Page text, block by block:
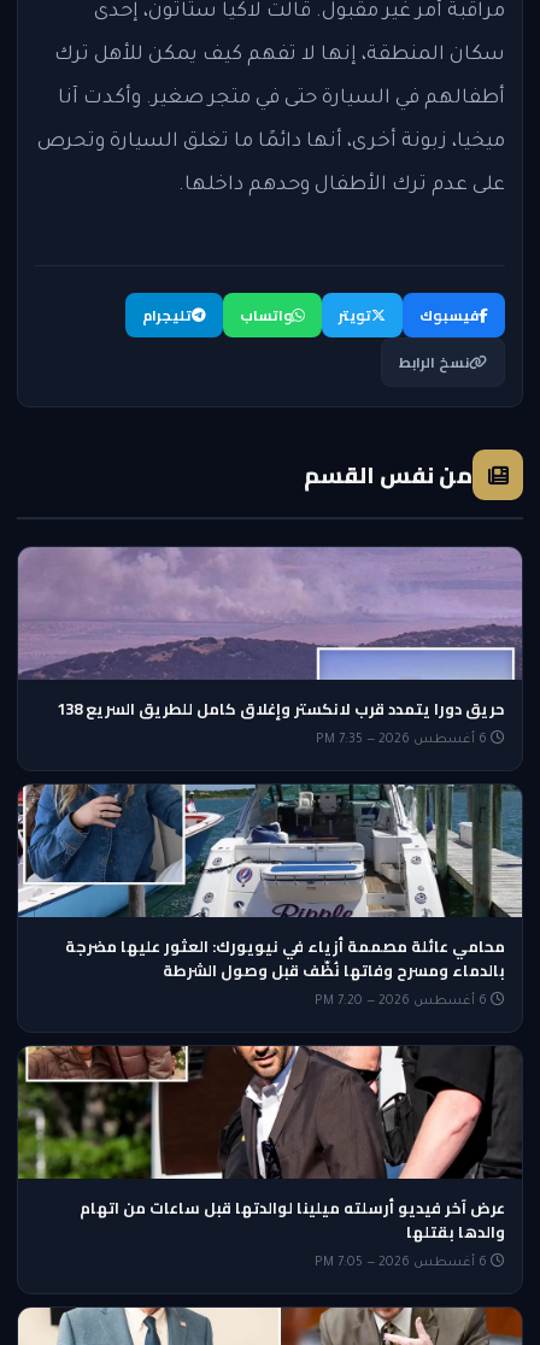
مراقبة أمر غير مقبول. قالت لاكيا ستاتون، إحدى
سكان المنطقة، إنها لا تفهم كيف يمكن للأهل ترك
أطفالهم في السيارة حتى في متجر صغير. وأكدت آنا
ميخيا، زبونة أخرى، أنها دائمًا ما تغلق السيارة وتحرص
على عدم ترك الأطفال وحدهم داخلها.
فيسبوك تويتر واتساب
تليجرام
نسخ الرابط
من نفس القسم
حريق دورا يتمدد قرب لانكستر وإغلاق كامل للطريق السريع 138
محامي عائلة مصممة أزياء في نيويورك: العثور عليها مضرجة
بالدماء ومسرح وفاتها نُظّف قبل وصول الشرطة
عرض آخر فيديو أرسلته ميلينا لوالدتها قبل ساعات من اتهام
والدها بقتلها